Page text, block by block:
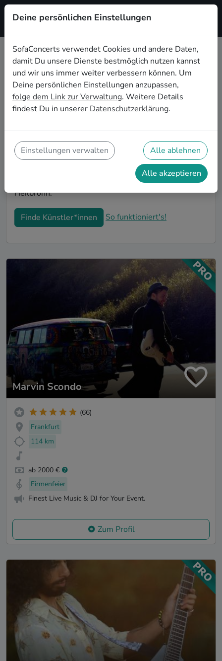
Registrieren
Blues Musiker*innen für die
Firmenfeier in Heilbronn
Die alljährliche Firmenfeier in Heilbronn steht an und
Du bist auf der Suche nach passender Live-Musik, die
findest Du authentische Blues Bands und
Musiker*innen. Ob stimmungsvolle Partyband,
entspanntes Singer-Songwriter-Duo oder
einzigartiges Quartett - buche jetzt genau die
passende Live-Musik für Deine Firmenfeier in
Heilbronn.
Finde Künstler*innen So funktioniert's!
Marvin Scondo
(66)
Frankfurt
114 km
ab 2000 €
Firmenfeier
Finest Live Music & DJ for Your Event.
Zum Profil
Deine persönlichen Einstellungen
SofaConcerts verwendet Cookies und andere Daten,
damit Du unsere Dienste bestmöglich nutzen kannst
und wir uns immer weiter verbessern können. Um
Deine persönlichen Einstellungen anzupassen,
folge dem Link zur Verwaltung. Weitere Details
findest Du in unserer Datenschutzerklärung.
Einstellungen verwalten Alle ablehnen
Alle akzeptieren